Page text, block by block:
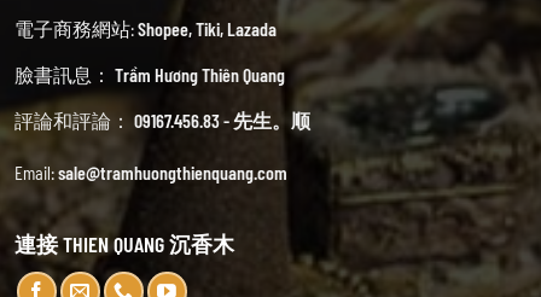
電子商務網站:Shopee,Tiki,Lazada
臉書訊息： Trầm Hương Thiên Quang
評論和評論： 09167.456.83 - 先生。顺
Email:sale@tramhuongthienquang.com
連接 THIEN QUANG 沉香木